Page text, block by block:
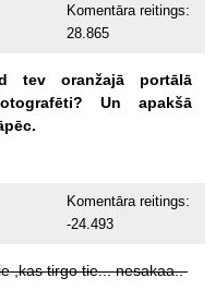
Komentāra reitings:
28.865
tev oranžajā
portālā
Un
apakšā
Komentāra reitings:
-24.493
,kas tirgo tie... nesakaa..